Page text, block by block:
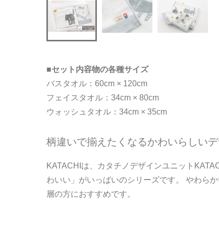
■セット内容物の各種サイズ
バスタオル：60cm × 120cm
フェイスタオル：34cm × 80cm
ウォッシュタオル：34cm × 35cm
柄違いで揃えたくなるかわいらしい
KATACHIは、カタチノデザインユニット
わいい」がいっぱいのシリーズです。 やわら
層の方におすすめです。